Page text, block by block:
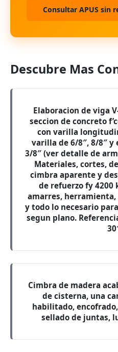
Consultar APUS sin
Descubre Mas
Elaboracion de viga
seccion de concreto
con varilla
varilla de 6/8″, 8/8″
3/8″ (ver detalle de
Materiales, cortes,
cimbra aparente y
de refuerzo fy 4200
amarres, herramienta,
y todo lo necesario
segun plano.
Cimbra de madera
de cisterna, una
habilitado,
sellado de juntas,